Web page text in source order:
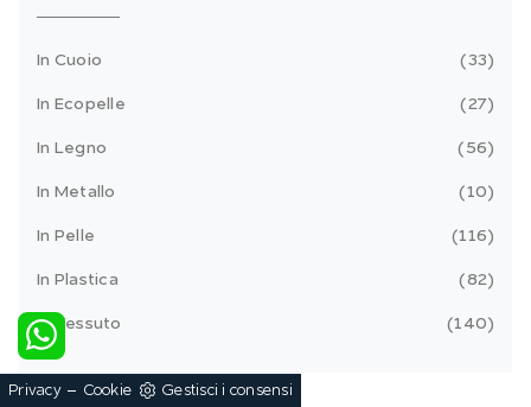
In Cuoio 33
In Ecopelle 27
In Legno 56
In Metallo 10
In Pelle 116
In Plastica 82
In Tessuto 140
Privacy- Cookie Gestisci i consensi